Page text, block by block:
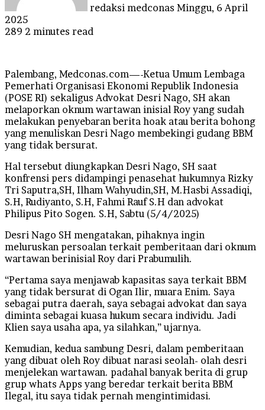
redaksi medconas Minggu, 6 April
2025
289 2 minutes read
Palembang, Medconas.com—-Ketua Umum Lembaga
Pemerhati Organisasi Ekonomi Republik Indonesia
(POSE RI) sekaligus Advokat Desri Nago, SH akan
melaporkan oknum wartawan inisial Roy yang sudah
melakukan penyebaran berita hoak atau berita bohong
yang menuliskan Desri Nago membekingi gudang BBM
yang tidak bersurat.
Hal tersebut diungkapkan Desri Nago, SH saat
konfrensi pers didampingi penasehat hukumnya Rizky
Tri Saputra,SH, Ilham Wahyudin,SH, M.Hasbi Assadiqi,
S.H, Rudiyanto, S.H, Fahmi Rauf S.H dan advokat
Philipus Pito Sogen. S.H, Sabtu (5/4/2025)
Desri Nago SH mengatakan, pihaknya ingin
meluruskan persoalan terkait pemberitaan dari oknum
wartawan berinisial Roy dari Prabumulih.
“Pertama saya menjawab kapasitas saya terkait BBM
yang tidak bersurat di Ogan Ilir, muara Enim. Saya
sebagai putra daerah, saya sebagai advokat dan saya
diminta sebagai kuasa hukum secara individu. Jadi
Klien saya usaha apa, ya silahkan,” ujarnya.
Kemudian, kedua sambung Desri, dalam pemberitaan
yang dibuat oleh Roy dibuat narasi seolah- olah desri
menjelekan wartawan. padahal banyak berita di grup
grup whats Apps yang beredar terkait berita BBM
Ilegal, itu saya tidak pernah mengintimidasi.